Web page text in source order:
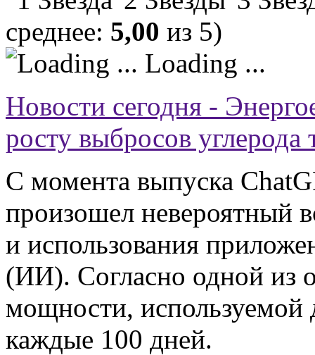
среднее: 5,00 из 5)
Loading ...
Новости сегодня -
росту выбросов
С момента выпуска
произошел невероятный
и использования
(ИИ). Согласно одной из
мощности, используемой
каждые 100 дней.